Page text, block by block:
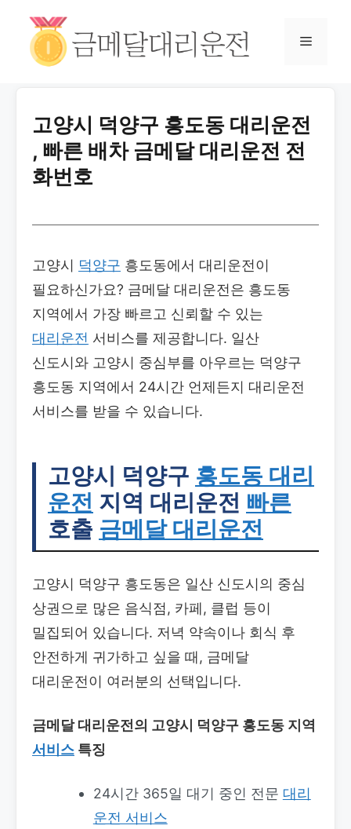
고양시 덕양구 흥도동 대리운전
, 빠른 배차 금메달 대리운전 전
화번호
고양시 덕양구 흥도동에서 대리운전이
필요하신가요? 금메달 대리운전은 흥도동
지역에서 가장 빠르고 신뢰할 수 있는
대리운전 서비스를 제공합니다. 일산
신도시와 고양시 중심부를 아우르는 덕양구
흥도동 지역에서 24시간 언제든지 대리운전
서비스를 받을 수 있습니다.
고양시 덕양구 흥도동 대리
운전 지역 대리운전 빠른
호출 금메달 대리운전
고양시 덕양구 흥도동은 일산 신도시의 중심
상권으로 많은 음식점, 카페, 클럽 등이
밀집되어 있습니다. 저녁 약속이나 회식 후
안전하게 귀가하고 싶을 때, 금메달
대리운전이 여러분의 선택입니다.
금메달 대리운전의 고양시 덕양구 흥도동 지역
서비스 특징
24시간 365일 대기 중인 전문 대리
운전 서비스